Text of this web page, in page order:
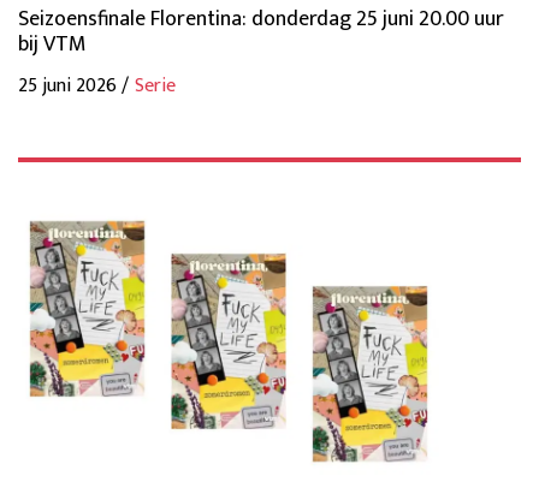
Seizoensfinale Florentina: donderdag 25 juni 20.00 uur
bij VTM
25 juni 2026 /Serie